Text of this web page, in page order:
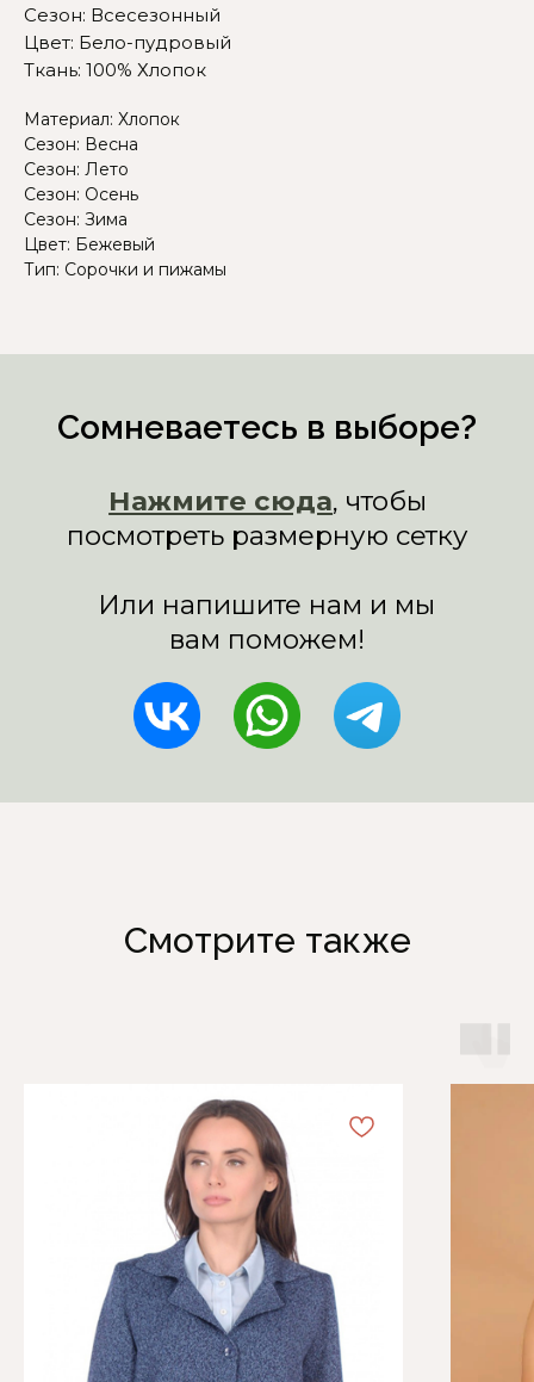
Сезон: Всесезонный
Цвет: Бело-пудровый
Ткань: 100% Хлопок
Материал: Хлопок
Сезон: Весна
Сезон: Лето
Сезон: Осень
Сезон: Зима
Цвет: Бежевый
Тип: Сорочки и пижамы
посмотреть размерную сетку
Или напишите нам и мы
Смотрите также
Информация
Отзывы
Блог
О компании
Обмен и возврат
Белая Лилия
Оплата и доставка
Распродажа
Подарочные карты